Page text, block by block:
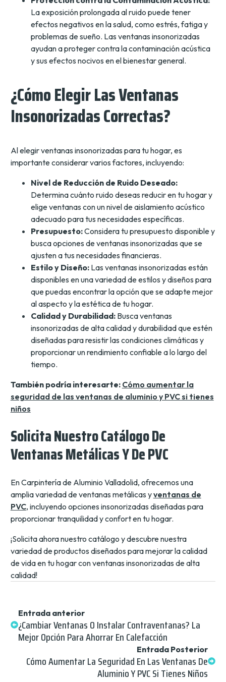
La exposición prolongada al ruido puede tener
efectos negativos en la salud, como estrés, fatiga y
problemas de sueño. Las ventanas insonorizadas
ayudan a proteger contra la contaminación acústica
y sus efectos nocivos en el bienestar general.
¿Cómo Elegir Las Ventanas
Insonorizadas Correctas?
Al elegir ventanas insonorizadas para tu hogar, es
importante considerar varios factores, incluyendo:
Nivel de Reducción de Ruido Deseado:
Determina cuánto ruido deseas reducir en tu hogar y
elige ventanas con un nivel de aislamiento acústico
adecuado para tus necesidades específicas.
Presupuesto:Considera tu presupuesto disponible y
busca opciones de ventanas insonorizadas que se
ajusten a tus necesidades financieras.
Estilo y Diseño:Las ventanas insonorizadas están
disponibles en una variedad de estilos y diseños para
que puedas encontrar la opción que se adapte mejor
al aspecto y la estética de tu hogar.
Calidad y Durabilidad:Busca ventanas
insonorizadas de alta calidad y durabilidad que estén
diseñadas para resistir las condiciones climáticas y
proporcionar un rendimiento confiable a lo largo del
tiempo.
También podría interesarte: Cómo aumentar la
seguridad de las ventanas de aluminio y PVC si tienes
niños
Solicita Nuestro Catálogo De
Ventanas Metálicas Y De PVC
En Carpintería de Aluminio Valladolid, ofrecemos una
amplia variedad de ventanas metálicas yventanas de
PVC, incluyendo opciones insonorizadas diseñadas para
proporcionar tranquilidad y confort en tu hogar.
¡Solicita ahora nuestro catálogo y descubre nuestra
variedad de productos diseñados para mejorar la calidad
de vida en tu hogar con ventanas insonorizadas de alta
calidad!
Entrada anterior
¿Cambiar Ventanas O Instalar Contraventanas? La
Mejor Opción Para Ahorrar En Calefacción
Entrada Posterior
Cómo Aumentar La Seguridad En Las Ventanas De
Aluminio Y PVC Si Tienes Niños